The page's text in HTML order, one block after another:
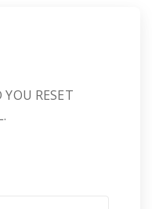
YOU RESET